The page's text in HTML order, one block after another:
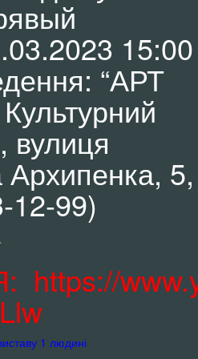
15:00
“АРТ
вулиця
5,
12-99)
https://
1 людині